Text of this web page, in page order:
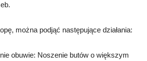
można podjąć następujące działania:
obuwie: Noszenie butów o większym